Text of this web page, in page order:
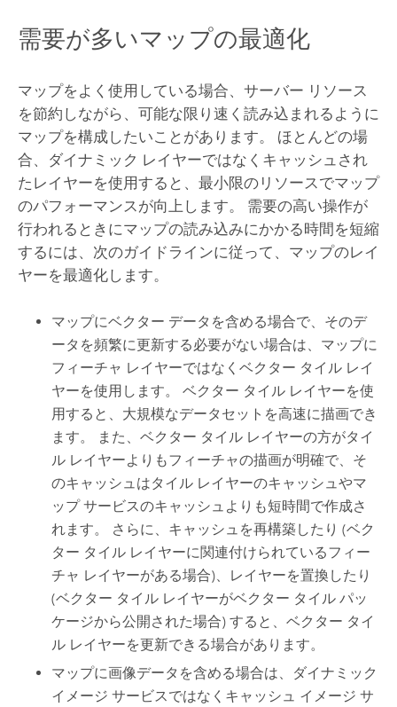
需要が多いマップの最適化
マップをよく使用している場合、サーバー リソース
を節約しながら、可能な限り速く読み込まれるように
マップを構成したいことがあります。 ほとんどの場
合、ダイナミック レイヤーではなくキャッシュされ
たレイヤーを使用すると、最小限のリソースでマップ
のパフォーマンスが向上します。
需要の高い操作が
行われるときにマップの読み込みにかかる時間を短縮
するには、次のガイドラインに従って、マップのレイ
ヤーを最適化します。
マップにベクター データを含める場合で、そのデ
ータを頻繁に更新する必要がない場合は、マップに
フィーチャ レイヤーではなくベクター タイル レイ
ヤーを使用します。 ベクター タイル レイヤーを使
用すると、大規模なデータセットを高速に描画でき
ます。 また、ベクター タイル レイヤーの方がタイ
ル レイヤーよりもフィーチャの描画が明確で、そ
のキャッシュはタイル レイヤーのキャッシュやマ
ップ サービスのキャッシュよりも短時間で作成さ
れます。 さらに、キャッシュを再構築したり (ベク
ター タイル レイヤーに関連付けられているフィー
チャ レイヤーがある場合)、レイヤーを置換したり
(ベクター タイル レイヤーがベクター タイル パッ
ケージから公開された場合) すると、ベクター タイ
ル レイヤーを更新できる場合があります。
マップに画像データを含める場合は、ダイナミック
イメージ サービスではなくキャッシュ イメージ サ